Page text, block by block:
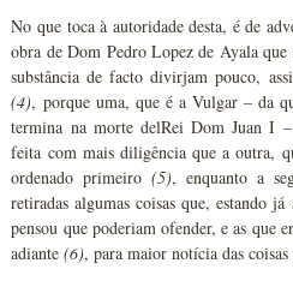
No que toca à autoridade desta, é de
obra de Dom Pedro Lopez de Ayala
substância de facto divirjam pouco,
(4), porque uma, que é a Vulgar – da
termina na morte delRei Dom Juan I
feita com mais diligência que a outra,
ordenado primeiro(5), enquanto a
retiradas algumas coisas que, estando
pensou que poderiam ofender, e as que
adiante(6), para maior notícia das coisas